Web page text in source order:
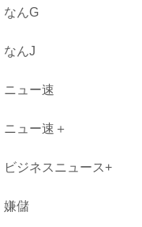
なんG
なんJ
ニュー速
ニュー速＋
ビジネスニュース+
嫌儲